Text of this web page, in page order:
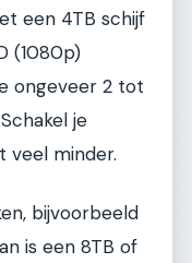
een 4TB schijf
(1080p)
ongeveer 2 tot
je
veel minder.
bijvoorbeeld
is een 8TB of